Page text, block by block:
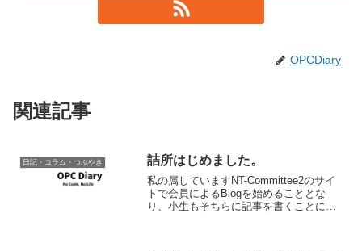
OPCDiary
関連記事
日記・コラム・つぶやき 詰所はじめました。
私の属していますNT-Committee2のサイ
トで会員によるBlogを始めることとな
り、小生もそちらに記事を書くことにい